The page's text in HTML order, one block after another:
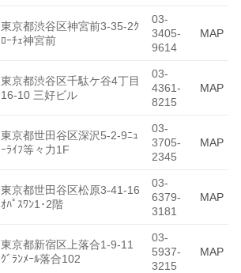
東京都渋谷区神宮前3-35-2ｸ
ﾛｰﾁｪ神宮前
03-
3405-
9614
MAP
東京都渋谷区千駄ケ谷4丁目
16-10 三好ビル
03-
4361-
8215
MAP
東京都世田谷区深沢5-2-9ﾆｭ
ｰﾗｲﾌ等々力1F
03-
3705-
2345
MAP
東京都世田谷区松原3-41-16
ｵﾊﾟｽﾜﾝ1･2階
03-
6379-
3181
MAP
東京都新宿区上落合1-9-11
ｸﾞﾗﾝﾒｰﾙ落合102
03-
5937-
3215
MAP